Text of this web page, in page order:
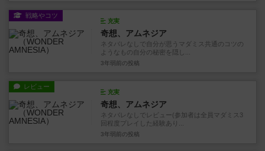
戦略やコツ
充実
奇想、アムネジア
ネタバレなしで自分が思うマダミス共通のコツの
ようなもの自分の秘密を隠し...
3年弱前 の投稿
レビュー
充実
奇想、アムネジア
ネタバレなしでレビュー(参加者は全員マダミス3
回程度プレイした経験あり...
3年弱前 の投稿